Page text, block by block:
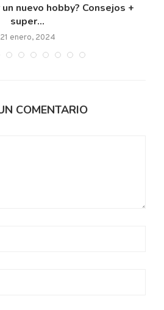
nuevo hobby? Consejos +
super...
21 enero, 2024
COMENTARIO